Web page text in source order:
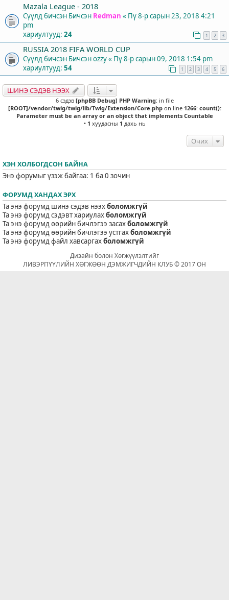
Mazala League - 2018
Сүүлд бичсэн Бичсэн Redman « Пү 8-р сарын 23, 2018 4:21
pm
хариултууд: 24 1 2 3
RUSSIA 2018 FIFA WORLD CUP
Сүүлд бичсэн Бичсэнozzy« Пү 8-р сарын 09, 2018 1:54 pm
хариултууд: 54 1 2 3 4 5 6
ШИНЭ СЭДЭВ НЭЭХ
6 сэдэв [phpBB Debug] PHP Warning: in file
[ROOT]/vendor/twig/twig/lib/Twig/Extension/Core.phpon line 1266: count():
Parameter must be an array or an object that implements Countable
• 1 хуудасны 1 дахь нь
Очих
ХЭН ХОЛБОГДСОН БАЙНА
Энэ форумыг үзэж байгаа: 1 ба 0 зочин
ФОРУМД ХАНДАХ ЭРХ
Та энэ форумд шинэ сэдэв нээхболомжгүй
Та энэ форумд сэдэвт хариулахболомжгүй
Та энэ форумд өөрийн бичлэгээ засахболомжгүй
Та энэ форумд өөрийн бичлэгээ устгахболомжгүй
Та энэ форумд файл хавсаргахболомжгүй
Дизайн болон Хөгжүүлэлтийг
ЛИВЭРПҮҮЛИЙН ХӨГЖӨӨН ДЭМЖИГЧДИЙН КЛУБ © 2017 ОН